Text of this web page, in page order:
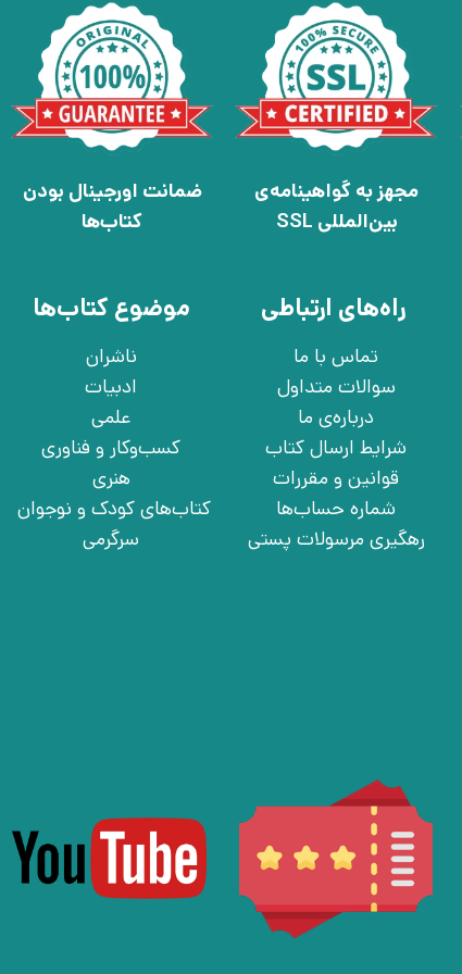
مجهز به گواهینامه‌ی
بین‌المللی SSL
ضمانت اورجینال بودن
کتاب‌ها
راه‌های ارتباطی
تماس با ما
سوالات متداول
درباره‌ی ما
شرایط ارسال کتاب
قوانین و مقررات
شماره حساب‌ها
رهگیری مرسولات پستی
موضوع کتاب‌ها
ناشران
ادبیات
علمی
کسب‌وکار و فناوری
هنری
کتاب‌های کودک و نوجوان
سرگرمی